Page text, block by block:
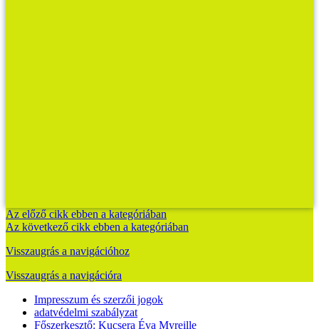
Az előző cikk ebben a kategóriában
Az következő cikk ebben a kategóriában
Visszaugrás a navigációhoz
Visszaugrás a navigációra
Impresszum és szerzői jogok
adatvédelmi szabályzat
Főszerkesztő: Kucsera Éva Myreille